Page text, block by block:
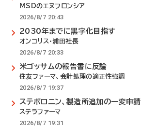
MSDのエヌフロンシア
2026/8/7 20:43
2030年までに黒字化目指す
オンコリス・浦田社長
2026/8/7 20:33
米ゴッサムの報告書に反論
住友ファーマ、会計処理の適正性強調
2026/8/7 19:37
ステボロニン、製造所追加の一変申請
ステラファーマ
2026/8/7 19:31